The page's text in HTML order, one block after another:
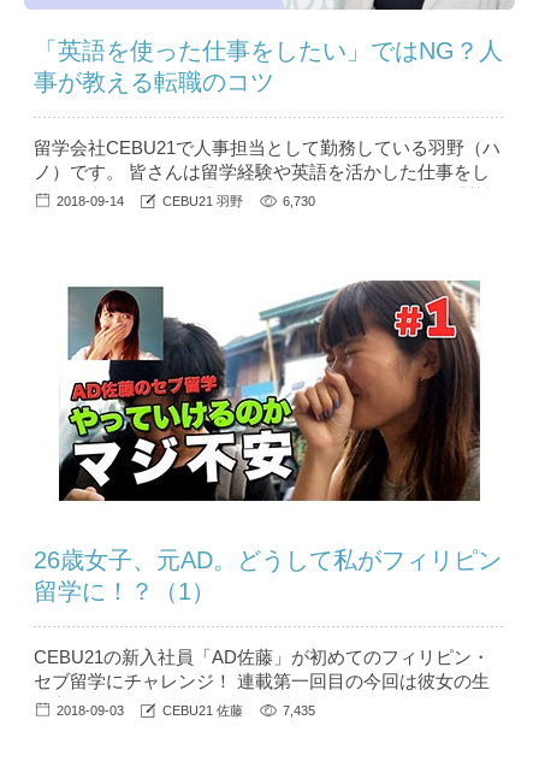
「英語を使った仕事をしたい」ではNG？人
事が教える転職のコツ
留学会社CEBU21で人事担当として勤務している羽野（ハ
ノ）です。 皆さんは留学経験や英語を活かした仕事をし
たいと考えたとき、「留学の経験を活かして～」や「英語
社の人事の目線か...
2018-09-14 CEBU21 羽野 6,730
26歳女子、元AD。どうして私がフィリピン
留学に！？（1）
CEBU21の新入社員「AD佐藤」が初めてのフィリピン・
セブ留学にチャレンジ！ 連載第一回目の今回は彼女の生
い立ちから、留学に至るまでの話をおもしろおかしく聞か
2018-09-03 CEBU21 佐藤 7,435